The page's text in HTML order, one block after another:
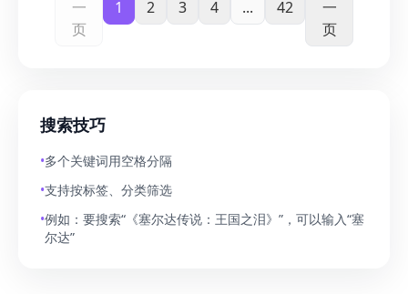
一
页
1 2 3 4 ... 42
一
页
搜索技巧
•多个关键词用空格分隔
•支持按标签、分类筛选
•例如：要搜索“《塞尔达传说：王国之泪》”，可以输入“塞
尔达”